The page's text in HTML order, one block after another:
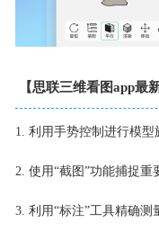
【思联三维看图app最
1. 利用手势控制进行模型
2. 使用“截图”功能捕捉重
3. 利用“标注”工具精确测